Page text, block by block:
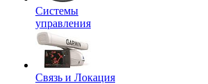
Системы
управления
Связь и Локация